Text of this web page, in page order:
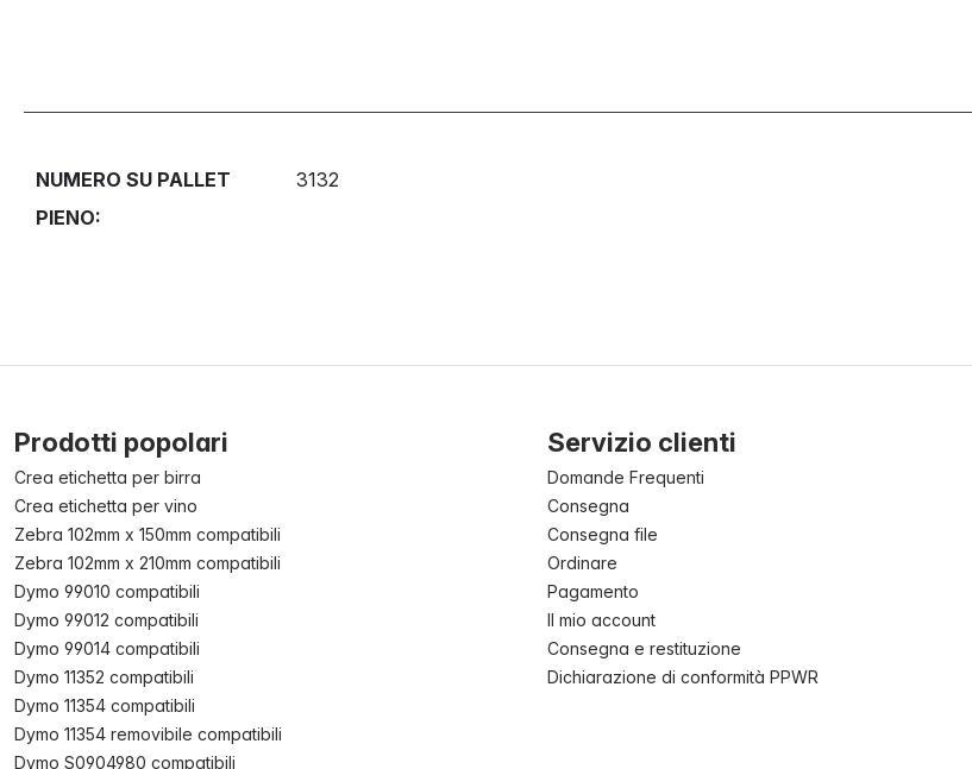
NUMERO SU PALLET
PIENO:
3132
Prodotti popolari
Crea etichetta per birra
Crea etichetta per vino
Zebra 102mm x 150mm compatibili
Zebra 102mm x 210mm compatibili
Dymo 99010 compatibili
Dymo 99012 compatibili
Dymo 99014 compatibili
Dymo 11352 compatibili
Dymo 11354 compatibili
Dymo 11354 removibile compatibili
Dymo S0904980 compatibili
Servizio clienti
Domande Frequenti
Consegna
Consegna file
Ordinare
Pagamento
Il mio account
Consegna e restituzione
Dichiarazione di conformità PPWR